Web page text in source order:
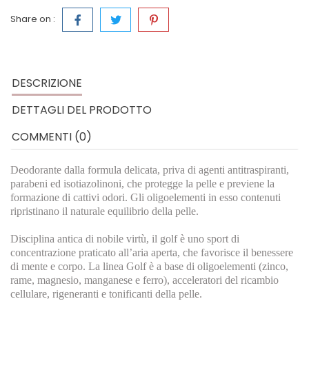
Share on :
DESCRIZIONE
DETTAGLI DEL PRODOTTO
COMMENTI (0)
Deodorante dalla formula delicata, priva di agenti antitraspiranti,
parabeni ed isotiazolinoni, che protegge la pelle e previene la
formazione di cattivi odori. Gli oligoelementi in esso contenuti
ripristinano il naturale equilibrio della pelle.
Disciplina antica di nobile virtù, il golf è uno sport di
concentrazione praticato all’aria aperta, che favorisce il benessere
di mente e corpo. La linea Golf è a base di oligoelementi (zinco,
rame, magnesio, manganese e ferro), acceleratori del ricambio
cellulare, rigeneranti e tonificanti della pelle.